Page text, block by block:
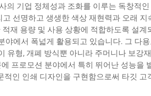
의 기업 정체성과 조화를 이루는 독창적
선명하고 생생한 색상 재현력과 오래
재 용량 및 사용 상황에 적합하도록 설
에서 폭넓게 활용되고 있습니다. 그 다
유형, 개폐 방식뿐 아니라 주머니나 보
프로모션 분야에서 특히 뛰어난 성능
적인 인쇄 디자인을 구현함으로써 타깃